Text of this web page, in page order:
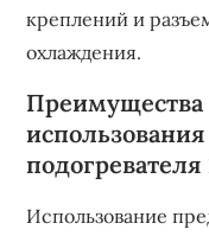
креплений и
охлаждения.
Преимущества
Использование